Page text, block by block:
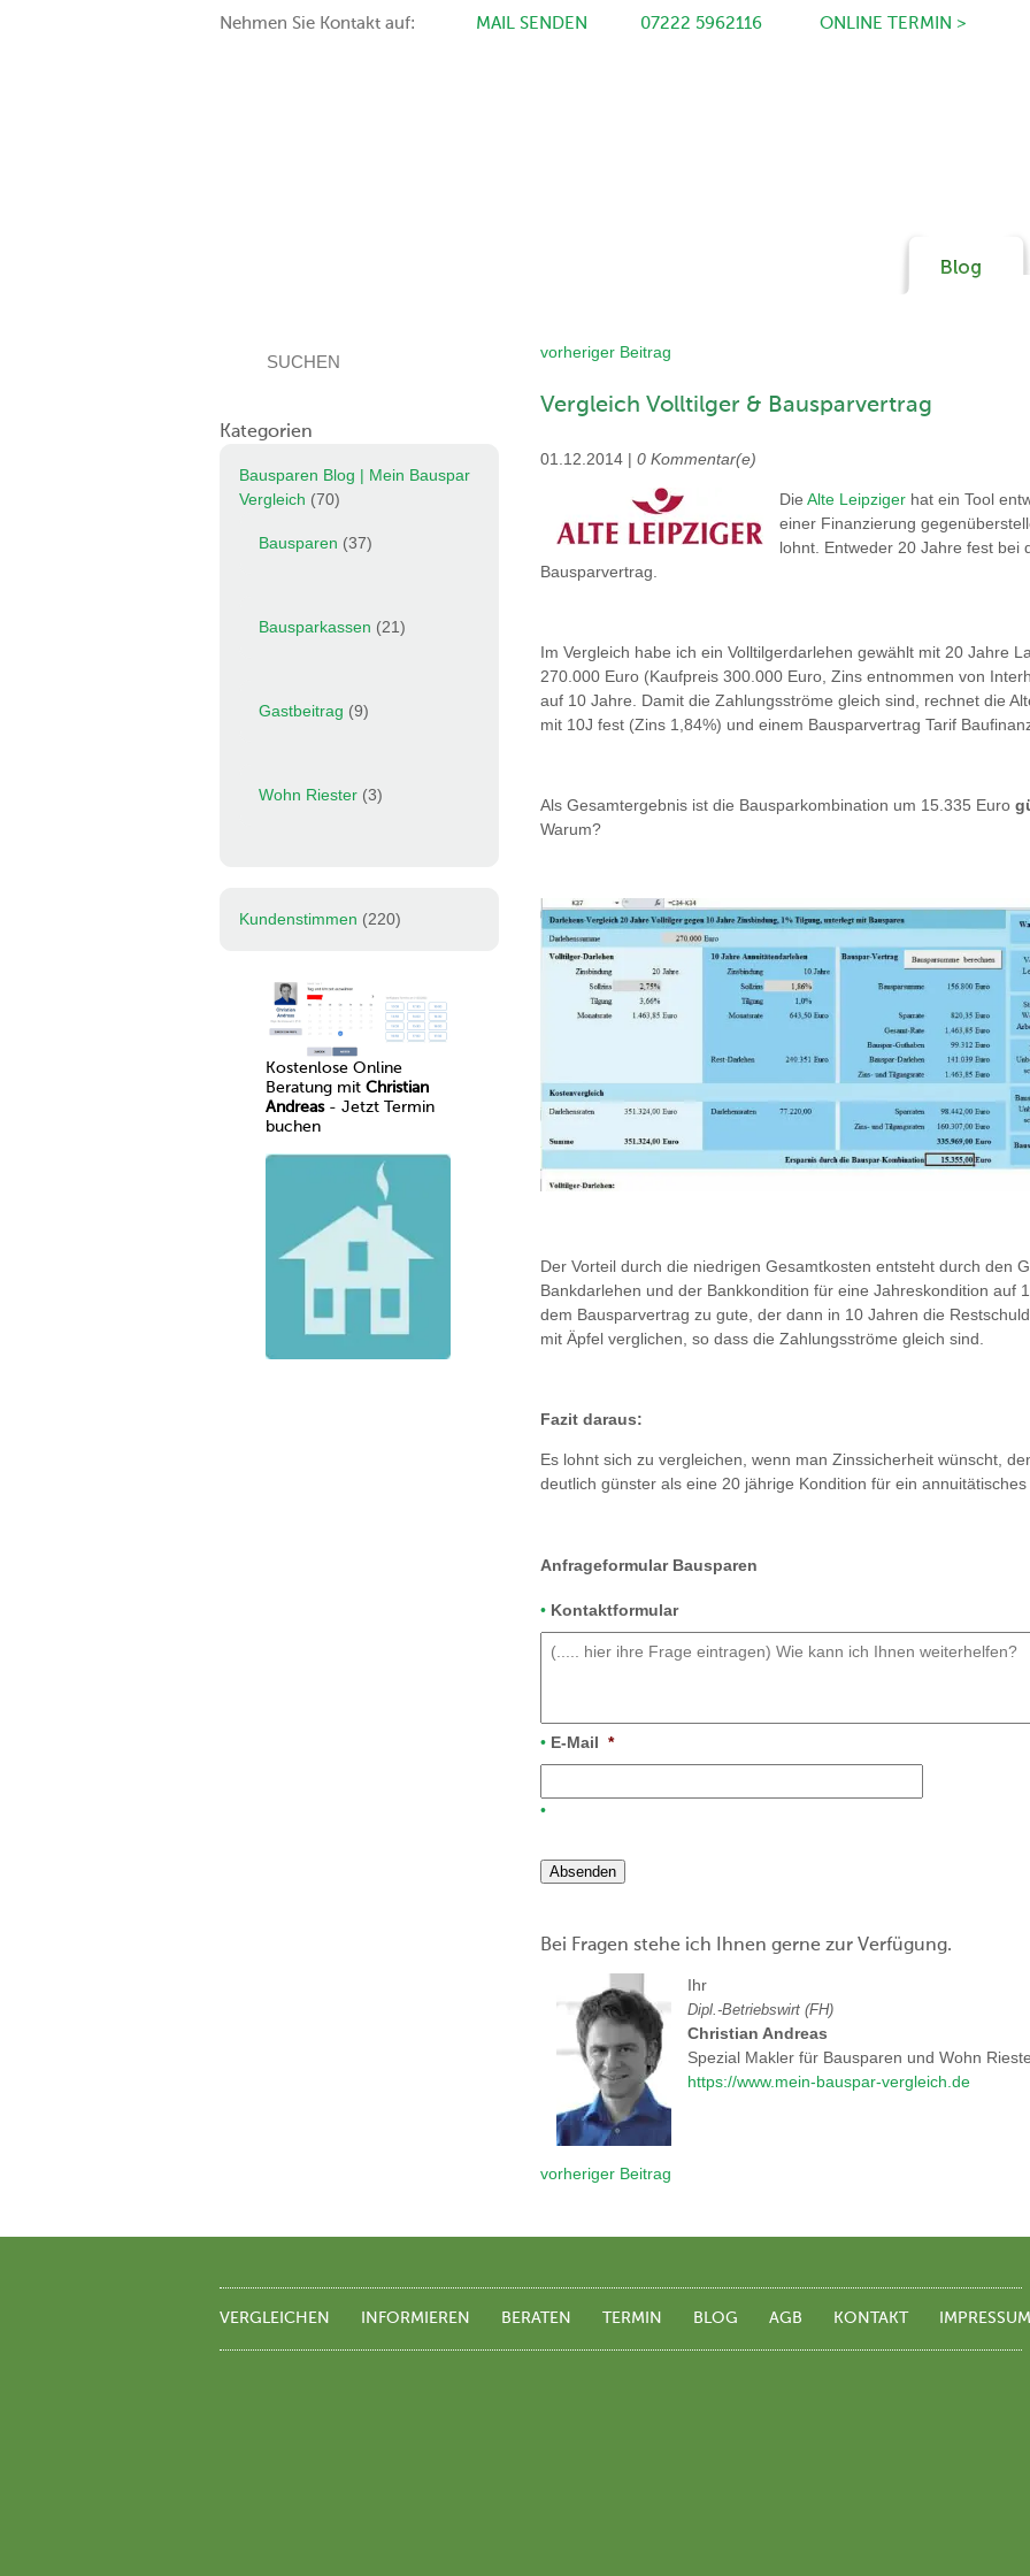
Nehmen Sie Kontakt auf: MAIL SENDEN 07222 5962116 ONLINE TERMIN >
Kategorien
Bausparen Blog | Mein Bauspar
Vergleich (70)
Bausparen (37)
Bausparkassen (21)
Gastbeitrag (9)
Wohn Riester (3)
Kundenstimmen (220)
Kostenlose Online
Beratung mit Christian
Andreas- Jetzt Termin
buchen
vorheriger Beitrag
Vergleich Volltilger & Bausparvertrag
01.12.2014 | 0 Kommentar(e)
Die Alte Leipziger hat ein Tool
einer Finanzierung
lohnt. Entweder 20 Jahre fest bei
Bausparvertrag.
Im Vergleich habe ich ein Volltilgerdarlehen gewählt mit 20 Jahre
270.000 Euro (Kaufpreis 300.000 Euro, Zins entnommen von
auf 10 Jahre. Damit die Zahlungsströme gleich sind, rechnet die
mit 10J fest (Zins 1,84%) und einem Bausparvertrag Tarif
Als Gesamtergebnis ist die Bausparkombination um 15.335 Euro
Warum?
Der Vorteil durch die niedrigen Gesamtkosten entsteht durch den
Bankdarlehen und der Bankkondition für eine Jahreskondition auf
dem Bausparvertrag zu gute, der dann in 10 Jahren die
mit Äpfel verglichen, so dass die Zahlungsströme gleich sind.
Fazit daraus:
Es lohnt sich zu vergleichen, wenn man Zinssicherheit wünscht,
deutlich günster als eine 20 jährige Kondition für ein
Anfrageformular Bausparen
Kontaktformular
E-Mail *
Absenden
Bei Fragen stehe ich Ihnen gerne zur Verfügung.
Ihr
Dipl.-Betriebswirt (FH)
Christian Andreas
Spezial Makler für Bausparen und Wohn
https://www.mein-bauspar-vergleich.de
vorheriger Beitrag
VERGLEICHEN INFORMIEREN BERATEN TERMIN BLOG AGB KONTAKT IMPRESSUM